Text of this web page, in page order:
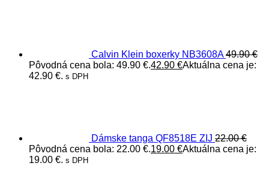
Calvin Klein boxerky NB3608A 49.90€
Pôvodná cena bola: 49.90 €.42.90 €Aktuálna cena je:
42.90 €. s DPH
Dámske tanga QF8518E ZIJ 22.00€
Pôvodná cena bola: 22.00 €.19.00 €Aktuálna cena je:
19.00 €. s DPH